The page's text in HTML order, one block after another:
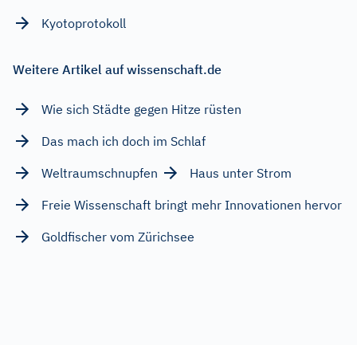
Kyotoprotokoll
Weitere Artikel auf wissenschaft.de
Wie sich Städte gegen Hitze rüsten
Das mach ich doch im Schlaf
Weltraumschnupfen
Haus unter Strom
Freie Wissenschaft bringt mehr Innovationen hervor
Goldfischer vom Zürichsee